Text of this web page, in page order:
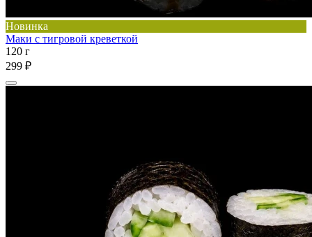
Новинка
Маки с тигровой креветкой
120 г
299 ₽